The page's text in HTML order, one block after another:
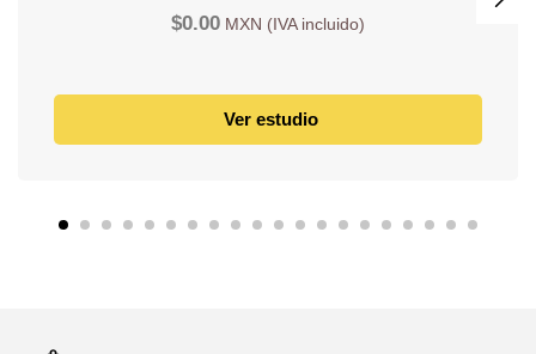
$0.00
Ver estudio